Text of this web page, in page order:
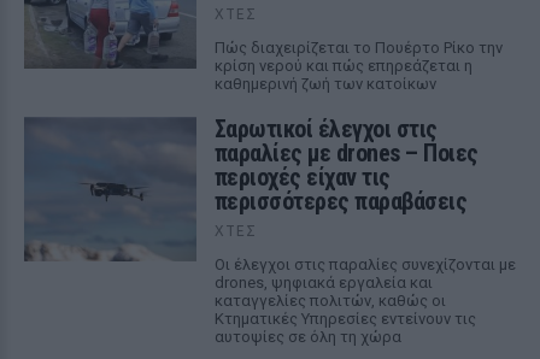
ΧΤΕΣ
Πώς διαχειρίζεται το Πουέρτο Ρίκο την
κρίση νερού και πώς επηρεάζεται η
καθημερινή ζωή των κατοίκων
Σαρωτικοί έλεγχοι στις
παραλίες με drones – Ποιες
περιοχές είχαν τις
περισσότερες παραβάσεις
ΧΤΕΣ
Οι έλεγχοι στις παραλίες συνεχίζονται με
drones, ψηφιακά εργαλεία και
καταγγελίες πολιτών, καθώς οι
Κτηματικές Υπηρεσίες εντείνουν τις
αυτοψίες σε όλη τη χώρα